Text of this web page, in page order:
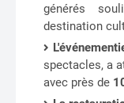
générés
destination
spectacles, a
avec près de